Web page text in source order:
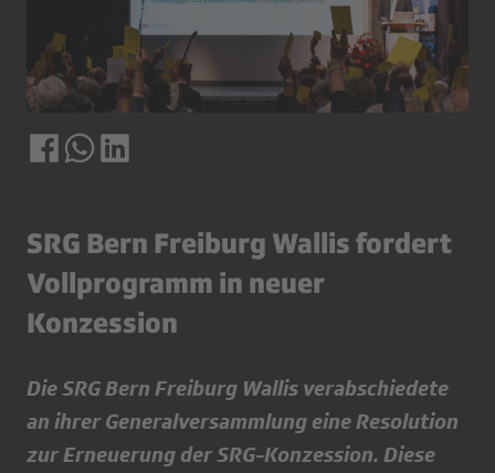
SRG Bern Freiburg Wallis fordert
Vollprogramm in neuer
Konzession
Die SRG Bern Freiburg Wallis verabschiedete
an ihrer Generalversammlung eine Resolution
zur Erneuerung der SRG-Konzession. Diese